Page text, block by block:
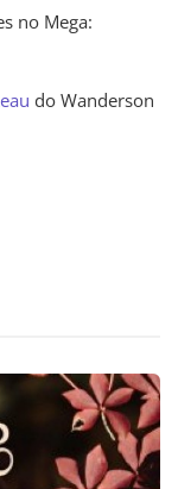
no Mega:
do Wanderson